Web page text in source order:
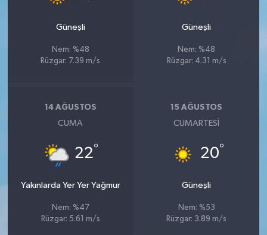
Güneşli
Nem: %48
Rüzgar: 7.39 m/s
Güneşli
Nem: %48
Rüzgar: 4.31 m/s
14 AĞUSTOS
CUMA
22°
Yakınlarda Yer Yer Yağmur
Nem: %47
Rüzgar: 5.61 m/s
15 AĞUSTOS
CUMARTESI
20°
Güneşli
Nem: %53
Rüzgar: 3.89 m/s